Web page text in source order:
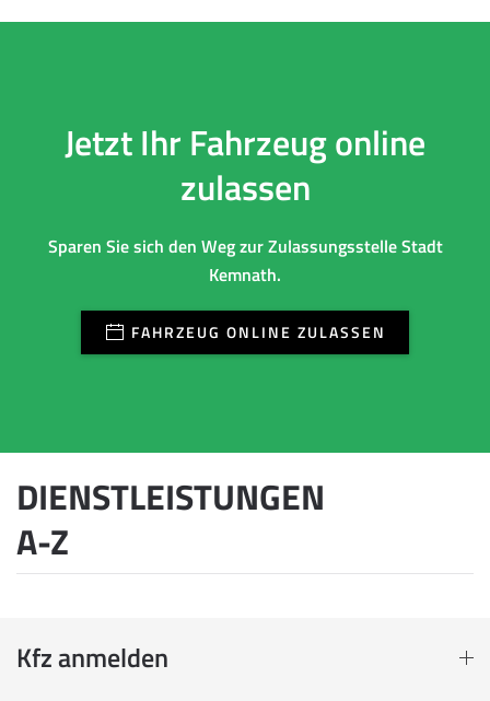
Jetzt Ihr Fahrzeug online
zulassen
Sparen Sie sich den Weg zur Zulassungsstelle Stadt
Kemnath.
FAHRZEUG ONLINE ZULASSEN
DIENSTLEISTUNGEN
A-Z
Kfz anmelden